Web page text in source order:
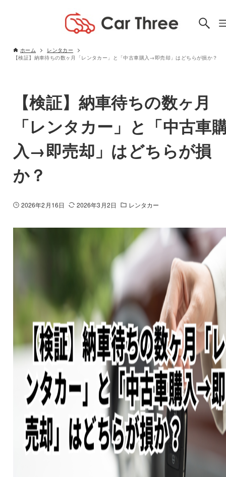
ホーム
レンタカー
【検証】納車待ちの数ヶ月「レンタカー」と「中古車購入→即売却」はどちらが損か？
【検証】納車待ちの数ヶ月
「レンタカー」と「中古車
入→即売却」はどちらが損
か？
2026年2月16日 2026年3月2日 レンタカー